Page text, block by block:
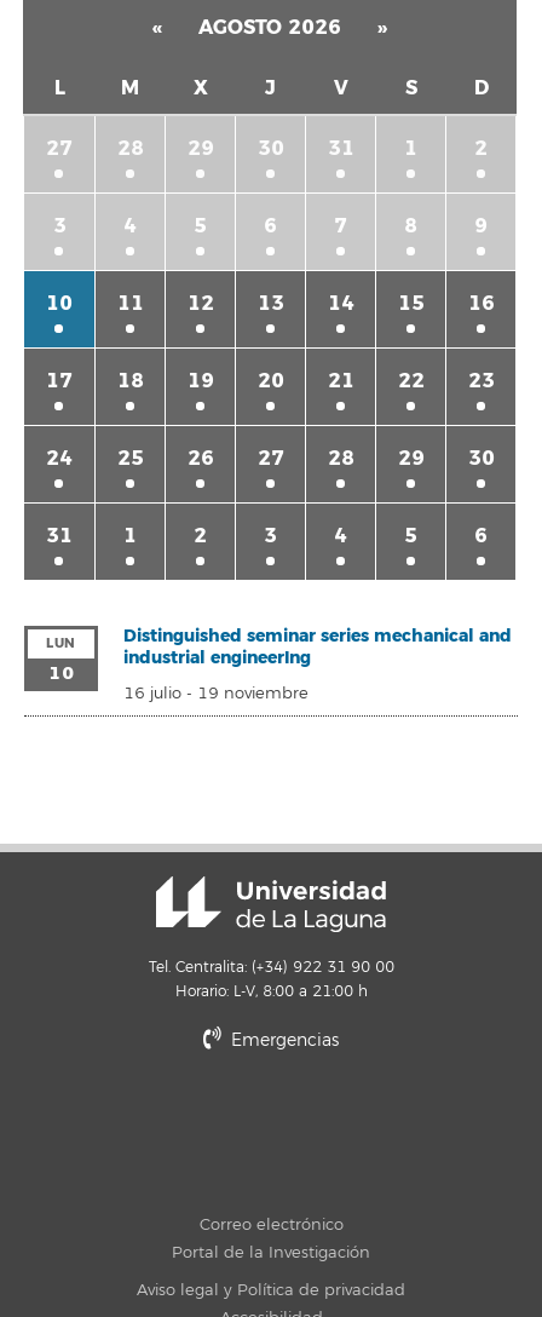
« AGOSTO 2026 »
L M X J V S D
27 28 29 30 31 1 2
3 4 5 6 7 8 9
10 11 12 13 14 15 16
17 18 19 20 21 22 23
24 25 26 27 28 29 30
31 1 2 3 4 5 6
LUN
10
Distinguished seminar series mechanical and
industrial engineerIng
16 julio- 19 noviembre
Tel. Centralita: (+34) 922 31 90 00
Horario: L-V, 8:00 a 21:00 h
Emergencias
Correo electrónico
Portal de la Investigación
Aviso legal y Política de privacidad